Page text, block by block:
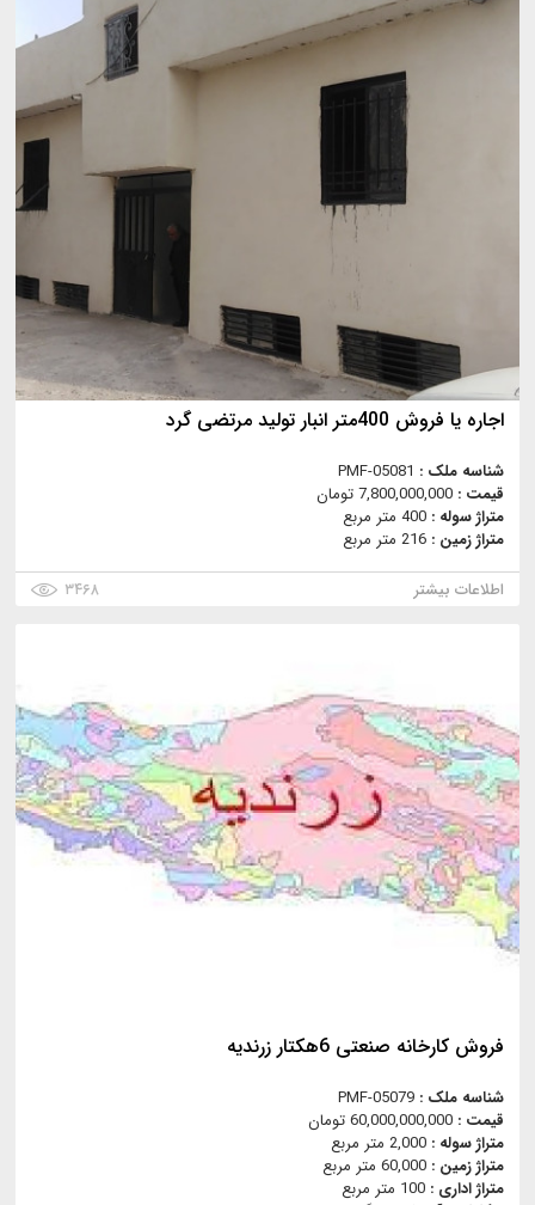
اجاره یا فروش 400متر انبار تولید مرتضی گرد
شناسه ملک : PMF-05081
قیمت : 7,800,000,000 تومان
متراژ سوله : 400 متر مربع
متراژ زمین : 216 متر مربع
اطلاعات بیشتر
۳۴۶۸
فروش کارخانه صنعتی 6هکتار زرندیه
شناسه ملک : PMF-05079
قیمت : 60,000,000,000 تومان
متراژ سوله : 2,000 متر مربع
متراژ زمین : 60,000 متر مربع
متراژ اداری : 100 متر مربع